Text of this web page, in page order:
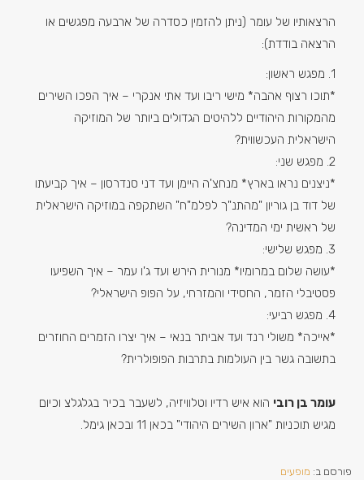
הרצאותיו של עומר (ניתן להזמין כסדרה של ארבעה מפגשים או
הרצאה בודדת):
1. מפגש ראשון:
*תוכו רצוף אהבה* מישי ריבו ועד אתי אנקרי – איך הפכו השירים
מהמקורות היהודיים ללהיטים הגדולים ביותר של המוזיקה
הישראלית העכשווית?
2. מפגש שני:
*ניצנים נראו בארץ* מנחצ'ה היימן ועד דני סנדרסון – איך קביעתו
של דוד בן גוריון "מהתנ"ך לפלמ"ח" השתקפה במוזיקה הישראלית
של ראשית ימי המדינה?
3. מפגש שלישי:
*עושה שלום במרומיו* מנורית הירש ועד ג'ו עמר – איך השפיעו
פסטיבלי הזמר, החסידי והמזרחי, על הפופ הישראלי?
4. מפגש רביעי:
*אייכה* משולי רנד ועד אביתר בנאי – איך יצרו הזמרים החוזרים
בתשובה גשר בין העולמות בתרבות הפופולרית?
עומר בן רובי הוא איש רדיו וטלוויזיה, לשעבר בכיר בגלגלצ וכיום
מגיש תוכניות "ארון השירים היהודי" בכאן 11 ובכאן גימל.
פורסם ב: מופעים